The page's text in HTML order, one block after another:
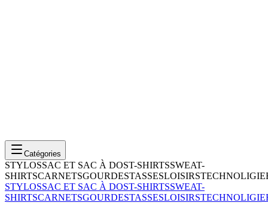
Catégories
STYLOSSAC ET SAC À DOST-SHIRTSSWEAT-
SHIRTSCARNETSGOURDESTASSESLOISIRSTECHNOLIGIE
STYLOSSAC ET SAC À DOST-SHIRTSSWEAT-
SHIRTSCARNETSGOURDESTASSESLOISIRSTECHNOLIGIE